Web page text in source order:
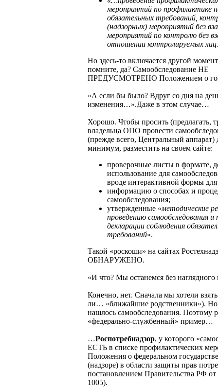
мероприятий по профилактике
обязательных требований,
(надзорных) мероприятий без
мероприятий по контролю без
отношении контролируемых
Но здесь-то включается другой
помните, да? Самообследование НЕ
ПРЕДУСМОТРЕНО Положением о
«А если бы было? Вдруг со дня на
изменения…».Даже в этом случае…
Хорошо. Чтобы просить (предлагать,
владельца ОПО провести
(прежде всего, Центральный аппарат)
минимум, разместить на своем сайте:
проверочные листы в формате,
использование для
вроде интерактивной формы
информацию о способах и
самообследования;
утвержденные «методические
проведению самообследования и
декларации соблюдения
требований».
Такой «роскоши» на сайтах
ОБНАРУЖЕНО.
«И что? Мы останемся без наглядного
Конечно, нет. Сначала мы хотели
ли… «ближайшие родственники»). Но
нашлось самообследования. Поэтому
«федерально-службенный» пример…
…Роспотребнадзор, у которого
ЕСТЬ в списке профилактических
Положения о федеральном
(надзоре) в области защиты прав
постановлением Правительства РФ
1005).